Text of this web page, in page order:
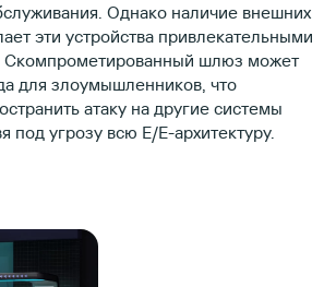
Однако наличие внешних
эти устройства привлекательными
Скомпрометированный шлюз может
для злоумышленников, что
атаку на другие системы
под угрозу всю E/E-архитектуру.